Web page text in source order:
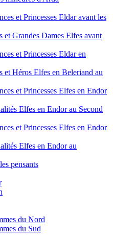
et Princesses Eldar avant les
et Grandes Dames Elfes avant
et Princesses Eldar en
et Héros Elfes en Beleriand au
et Princesses Elfes en Endor
Elfes en Endor au Second
et Princesses Elfes en Endor
Elfes en Endor au
pensants
du Nord
du Sud